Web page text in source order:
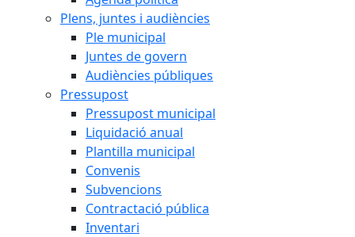
Plens, juntes i audiències
Ple municipal
Juntes de govern
Audiències públiques
Pressupost
Pressupost municipal
Liquidació anual
Plantilla municipal
Convenis
Subvencions
Contractació pública
Inventari